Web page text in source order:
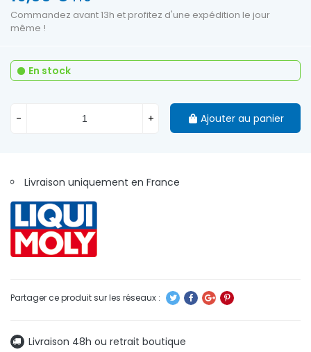
Livraison uniquement en France
Livraison 48h ou retrait boutique
Commandez avant 13h et profitez d'une expédition le jour
même !
En stock
- + Ajouter au panier